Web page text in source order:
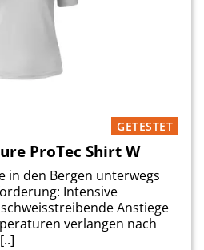
GETESTET
ProTec Shirt W
in den Bergen unterwegs
Intensive
Anstiege
verlangen nach